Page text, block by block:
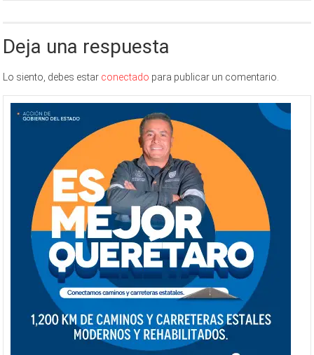
Deja una respuesta
Lo siento, debes estar conectado para publicar un comentario.